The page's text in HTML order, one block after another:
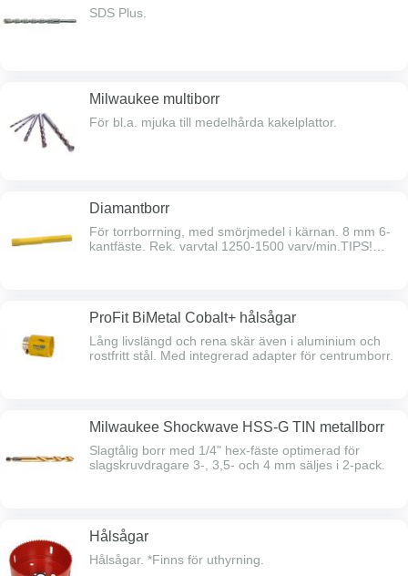
SDS Plus.
Milwaukee multiborr
För bl.a. mjuka till medelhårda kakelplattor.
Diamantborr
För torrborrning, med smörjmedel i kärnan. 8 mm 6-
kantfäste. Rek. varvtal 1250-1500 varv/min.TIPS!
ProFit BiMetal Cobalt+ hålsågar
Lång livslängd och rena skär även i aluminium och
rostfritt stål. Med integrerad adapter för centrumborr.
Milwaukee Shockwave HSS-G TIN metallborr
Slagtålig borr med 1/4" hex-fäste optimerad för
slagskruvdragare 3-, 3,5- och 4 mm säljes i 2-pack.
Hålsågar
Hålsågar. *Finns för uthyrning.